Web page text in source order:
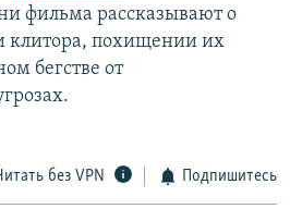
фильма рассказывают о
клитора, похищении их
бегстве от
без VPN Подпишитесь